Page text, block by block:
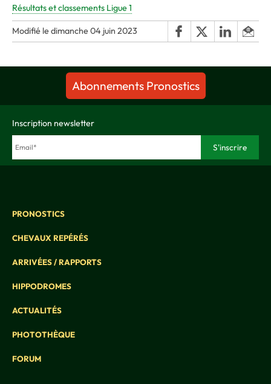
Résultats et classements Ligue 1
Modifié le dimanche 04 juin 2023
Abonnements Pronostics
Inscription newsletter
PRONOSTICS
CHEVAUX REPÉRÉS
ARRIVÉES / RAPPORTS
HIPPODROMES
ACTUALITÉS
PHOTOTHÈQUE
FORUM